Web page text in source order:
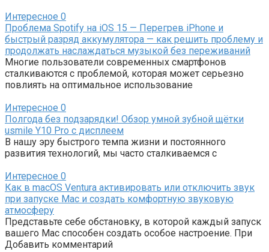
Интересное 0
Проблема Spotify на iOS 15 — Перегрев iPhone и
быстрый разряд аккумулятора — как решить проблему и
продолжать наслаждаться музыкой без переживаний
Многие пользователи современных смартфонов
сталкиваются с проблемой, которая может серьезно
повлиять на оптимальное использование
Интересное 0
Полгода без подзарядки! Обзор умной зубной щётки
usmile Y10 Pro с дисплеем
В нашу эру быстрого темпа жизни и постоянного
развития технологий, мы часто сталкиваемся с
Интересное 0
Как в macOS Ventura активировать или отключить звук
при запуске Mac и создать комфортную звуковую
атмосферу
Представьте себе обстановку, в которой каждый запуск
вашего Mac способен создать особое настроение. При
Добавить комментарий